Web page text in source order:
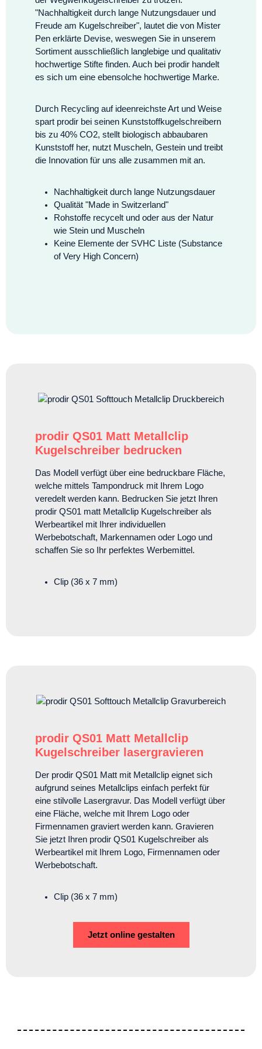
"Nachhaltigkeit durch lange Nutzungsdauer und
Freude am Kugelschreiber", lautet die von Mister
Pen erklärte Devise, weswegen Sie in unserem
Sortiment ausschließlich langlebige und qualitativ
hochwertige Stifte finden. Auch bei prodir handelt
es sich um eine ebensolche hochwertige Marke.
Durch Recycling auf ideenreichste Art und Weise
spart prodir bei seinen Kunststoffkugelschreibern
bis zu 40% CO2, stellt biologisch abbaubaren
Kunststoff her, nutzt Muscheln, Gestein und treibt
die Innovation für uns alle zusammen mit an.
Nachhaltigkeit durch lange Nutzungsdauer
Qualität "Made in Switzerland"
Rohstoffe recycelt und oder aus der Natur
wie Stein und Muscheln
Keine Elemente der SVHC Liste (Substance
of Very High Concern)
prodir QS01 Matt Metallclip
Kugelschreiber bedrucken
Das Modell verfügt über eine bedruckbare Fläche,
welche mittels Tampondruck mit Ihrem Logo
veredelt werden kann. Bedrucken Sie jetzt Ihren
prodir QS01 matt Metallclip Kugelschreiber als
Werbeartikel mit Ihrer individuellen
Werbebotschaft, Markennamen oder Logo und
schaffen Sie so Ihr perfektes Werbemittel.
Clip (36 x 7 mm)
prodir QS01 Matt Metallclip
Kugelschreiber lasergravieren
Der prodir QS01 Matt mit Metallclip eignet sich
aufgrund seines Metallclips einfach perfekt für
eine stilvolle Lasergravur. Das Modell verfügt über
eine Fläche, welche mit Ihrem Logo oder
Firmennamen graviert werden kann. Gravieren
Sie jetzt Ihren prodir QS01 Kugelschreiber als
Werbeartikel mit Ihrem Logo, Firmennamen oder
Werbebotschaft.
Clip (36 x 7 mm)
Jetzt online gestalten